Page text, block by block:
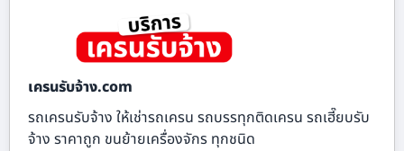
เครนรับจ้าง.com
รถเครนรับจ้าง ให้เช่ารถเครน รถบรรทุกติดเครน รถเฮี๊ยบรับ
จ้าง ราคาถูก ขนย้ายเครื่องจักร ทุกชนิด